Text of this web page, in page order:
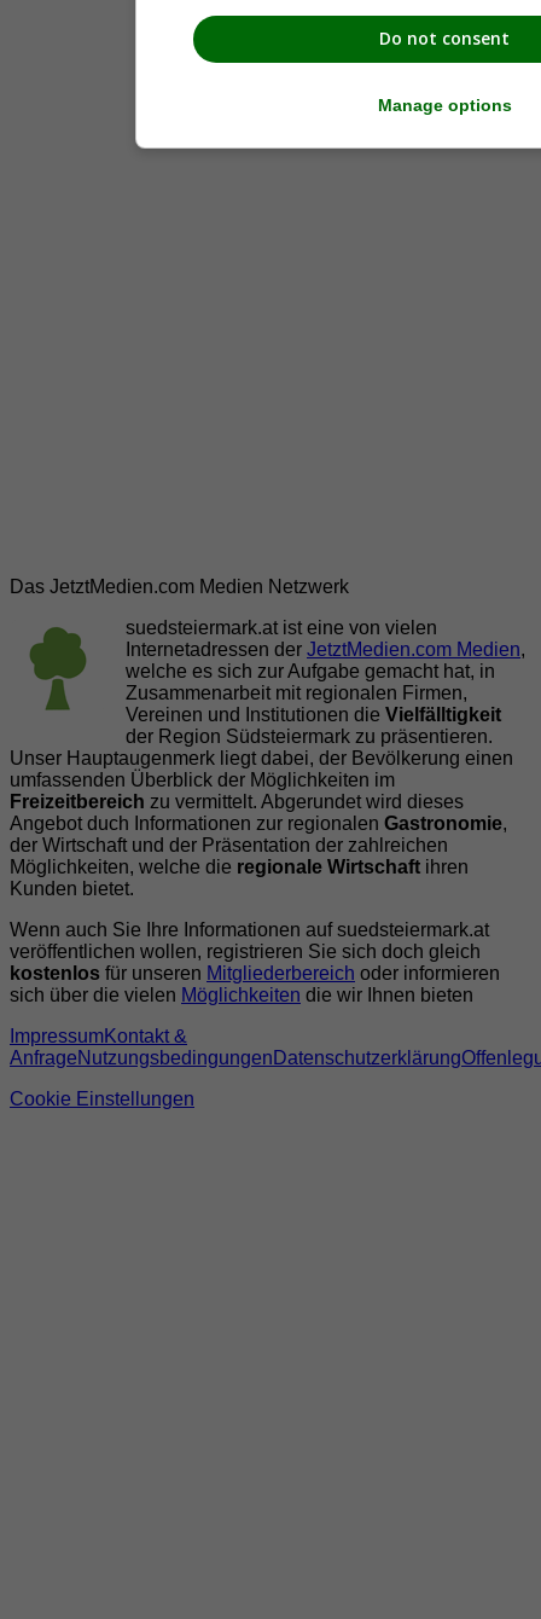
Das JetztMedien.com Medien Netzwerk
suedsteiermark.at ist eine von vielen
Internetadressen der JetztMedien.com Medien,
welche es sich zur Aufgabe gemacht hat, in
Zusammenarbeit mit regionalen Firmen,
Vereinen und Institutionen die Vielfälltigkeit
der Region Südsteiermark zu präsentieren.
Unser Hauptaugenmerk liegt dabei, der Bevölkerung einen
umfassenden Überblick der Möglichkeiten im
Freizeitbereich zu vermittelt. Abgerundet wird dieses
Angebot duch Informationen zur regionalen Gastronomie,
der Wirtschaft und der Präsentation der zahlreichen
Möglichkeiten, welche die regionale Wirtschaft ihren
Kunden bietet.
Wenn auch Sie Ihre Informationen auf suedsteiermark.at
veröffentlichen wollen, registrieren Sie sich doch gleich
kostenlos für unseren Mitgliederbereich oder informieren
sich über die vielen Möglichkeiten die wir Ihnen bieten
ImpressumKontakt &
AnfrageNutzungsbedingungen Datenschutzerklärung
Cookie Einstellungen
Do not consent
Manage options